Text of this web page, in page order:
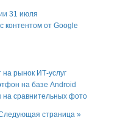
31 июля
от Google
рынок ИТ-услуг
на базе Android
на сравнительных фото
страница »